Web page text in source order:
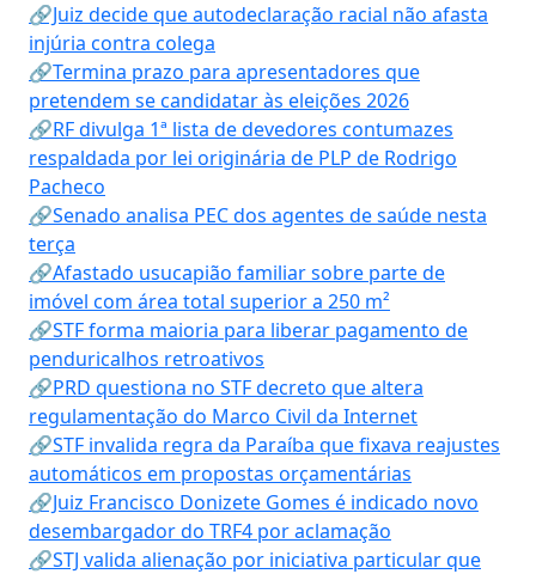
🔗Juiz decide que autodeclaração racial não afasta
injúria contra colega
🔗Termina prazo para apresentadores que
pretendem se candidatar às eleições 2026
🔗RF divulga 1ª lista de devedores contumazes
respaldada por lei originária de PLP de Rodrigo
Pacheco
🔗Senado analisa PEC dos agentes de saúde nesta
terça
🔗Afastado usucapião familiar sobre parte de
imóvel com área total superior a 250 m²
🔗STF forma maioria para liberar pagamento de
penduricalhos retroativos
🔗PRD questiona no STF decreto que altera
regulamentação do Marco Civil da Internet
🔗STF invalida regra da Paraíba que fixava reajustes
automáticos em propostas orçamentárias
🔗Juiz Francisco Donizete Gomes é indicado novo
desembargador do TRF4 por aclamação
🔗STJ valida alienação por iniciativa particular que